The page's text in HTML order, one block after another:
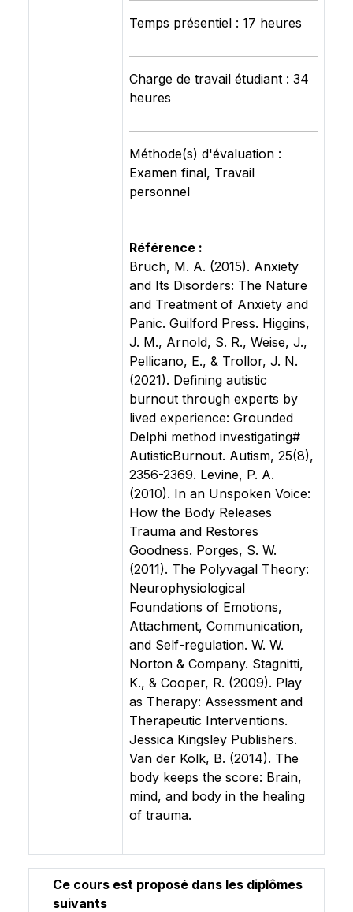
Temps présentiel : 17 heures
Charge de travail étudiant : 34
heures
Méthode(s) d'évaluation :
Examen final, Travail
personnel
Référence :
Bruch, M. A. (2015). Anxiety
and Its Disorders: The Nature
and Treatment of Anxiety and
Panic. Guilford Press. Higgins,
J. M., Arnold, S. R., Weise, J.,
Pellicano, E., & Trollor, J. N.
(2021). Defining autistic
burnout through experts by
lived experience: Grounded
Delphi method investigating#
AutisticBurnout. Autism, 25(8),
2356-2369. Levine, P. A.
(2010). In an Unspoken Voice:
How the Body Releases
Trauma and Restores
Goodness. Porges, S. W.
(2011). The Polyvagal Theory:
Neurophysiological
Foundations of Emotions,
Attachment, Communication,
and Self-regulation. W. W.
Norton & Company. Stagnitti,
K., & Cooper, R. (2009). Play
as Therapy: Assessment and
Therapeutic Interventions.
Jessica Kingsley Publishers.
Van der Kolk, B. (2014). The
body keeps the score: Brain,
mind, and body in the healing
of trauma.
Ce cours est proposé dans les diplômes
suivants